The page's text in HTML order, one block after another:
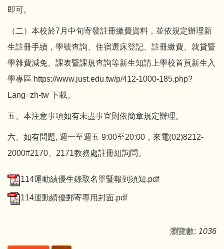
即可。
（二） 本校於7月中旬寄發註冊繳費資料，並依規定辦理新
生註冊手續，學號查詢、住宿選床登記、註冊繳費、就貸暨
學雜費減免、課表暨課規查詢等新生知請上學校首頁新生入
學專區 https://www.just.edu.tw/p/412-1000-185.php?
Lang=zh-tw 下載。
五、本注意事項如有未盡事宜則依簡章規定辦理。
六、如有問題, 週一至週五 9:00至20:00，來電(02)8212-
2000#2170、2171教務處註冊組詢問。
114運動績優生錄取名單暨報到須知.pdf
114運動績優郵寄專用封面.pdf
瀏覽數: 1036